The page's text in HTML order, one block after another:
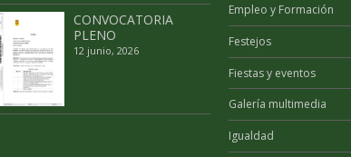
CONVOCATORIA
PLENO
12 junio, 2026
Empleo y Formación
Festejos
Fiestas y eventos
Galería multimedia
Igualdad